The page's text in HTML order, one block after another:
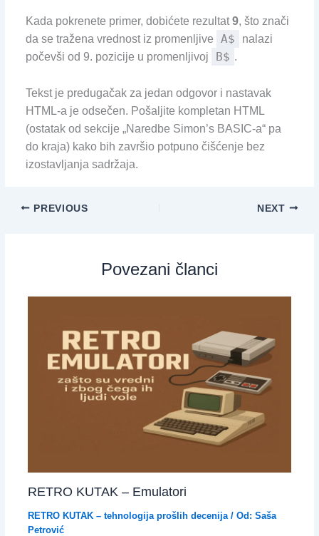
Kada pokrenete primer, dobićete rezultat9, što znači
da se tražena vrednost iz promenljive
A$
nalazi
počevši od 9. pozicije u promenljivoj
B$ .
Tekst je predugačak za jedan odgovor i nastavak
HTML-a je odsečen. Pošaljite kompletan HTML
(ostatak od sekcije „Naredbe Simon’s BASIC-a“ pa
do kraja) kako bih završio potpuno čišćenje bez
izostavljanja sadržaja.
PREVIOUS NEXT
Povezani članci
RETRO KUTAK – Emulatori
RETRO KUTAK – tehnologija prošlih decenija/ Od: Saša
Petrović